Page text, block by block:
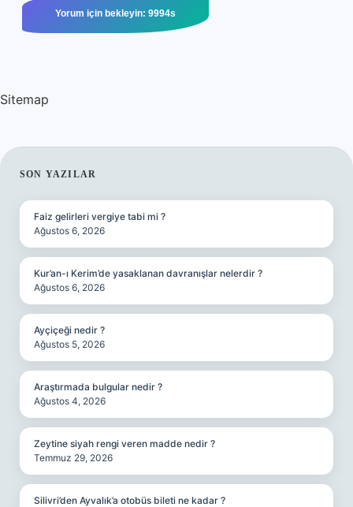
Sitemap
SIDEBAR
SON YAZILAR
Faiz gelirleri vergiye tabi mi ?
Ağustos 6, 2026
Kur’an-ı Kerim’de yasaklanan davranışlar nelerdir ?
Ağustos 6, 2026
Ayçiçeği nedir ?
Ağustos 5, 2026
Araştırmada bulgular nedir ?
Ağustos 4, 2026
Zeytine siyah rengi veren madde nedir ?
Temmuz 29, 2026
Silivri’den Ayvalık’a otobüs bileti ne kadar ?